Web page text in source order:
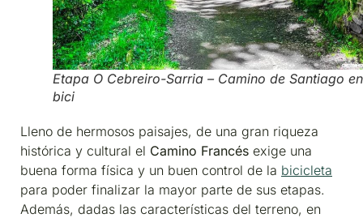
Etapa O Cebreiro-Sarria – Camino de Santiago en
bici
Lleno de hermosos paisajes, de una gran riqueza
histórica y cultural el Camino Francés exige una
buena forma física y un buen control de la bicicleta
para poder finalizar la mayor parte de sus etapas.
Además, dadas las características del terreno, en